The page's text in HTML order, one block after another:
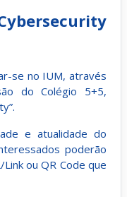
se no IUM, através
do Colégio 5+5,
e atualidade do
poderão
ou QR Code que